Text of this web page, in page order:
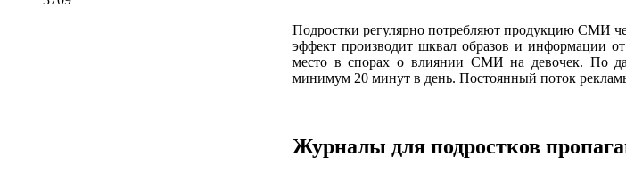
Подростки регулярно потребляют продукцию СМИ
эффект производит шквал образов и информации
место в спорах о влиянии СМИ на девочек. По
минимум 20 минут в день. Постоянный поток
Журналы для подростков